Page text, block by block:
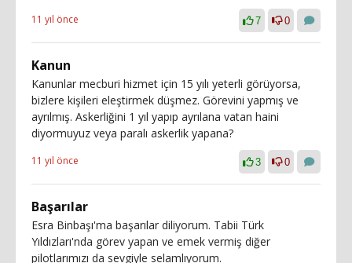
11 yıl önce 7 0
Kanun
Kanunlar mecburi hizmet için 15 yılı yeterli görüyorsa,
bizlere kişileri eleştirmek düşmez. Görevini yapmış ve
ayrılmış. Askerliğini 1 yıl yapıp ayrılana vatan haini
diyormuyuz veya paralı askerlik yapana?
11 yıl önce 3 0
Başarılar
Esra Binbaşı'ma başarılar diliyorum. Tabii Türk
Yıldızları'nda görev yapan ve emek vermiş diğer
pilotlarımızı da sevgiyle selamlıyorum.